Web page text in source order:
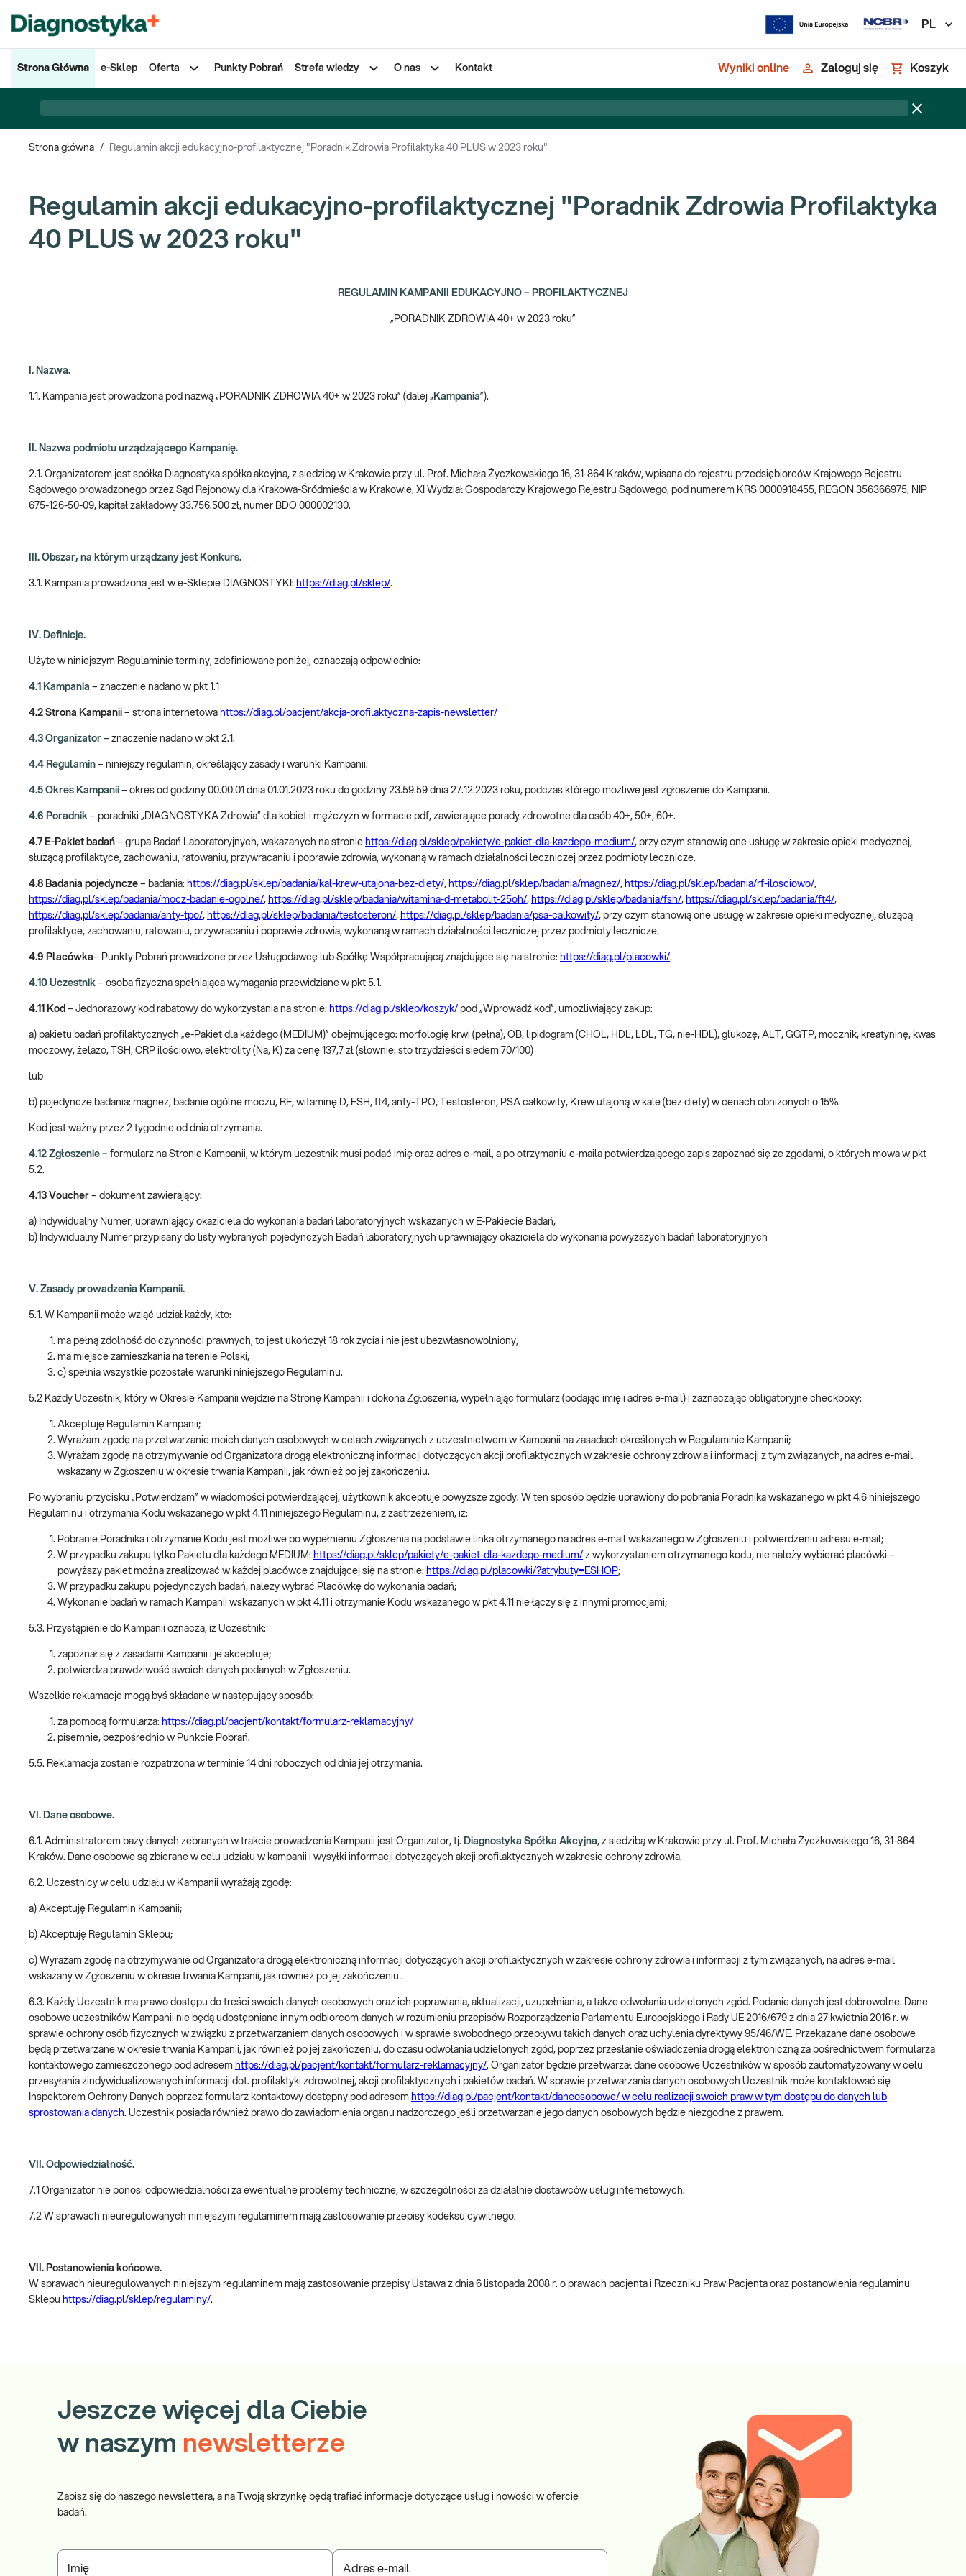
PL
Strona Główna e-Sklep Oferta Punkty Pobrań Strefa wiedzy O nas Kontakt Wyniki online Zaloguj się Koszyk
Strona główna / Regulamin akcji edukacyjno-profilaktycznej "Poradnik Zdrowia Profilaktyka 40 PLUS w 2023 roku"
Regulamin akcji edukacyjno-profilaktycznej "Poradnik Zdrowia Profilaktyka
40 PLUS w 2023 roku"
REGULAMIN KAMPANII EDUKACYJNO – PROFILAKTYCZNEJ
„PORADNIK ZDROWIA 40+ w 2023 roku”
I. Nazwa.
1.1. Kampania jest prowadzona pod nazwą „PORADNIK ZDROWIA 40+ w 2023 roku” (dalej „ Kampania”).
II. Nazwa podmiotu urządzającego Kampanię.
2.1. Organizatorem jest spółka Diagnostyka spółka akcyjna, z siedzibą w Krakowie przy ul. Prof. Michała Życzkowskiego 16, 31-864 Kraków, wpisana do rejestru przedsiębiorców Krajowego Rejestru
Sądowego prowadzonego przez Sąd Rejonowy dla Krakowa-Śródmieścia w Krakowie, XI Wydział Gospodarczy Krajowego Rejestru Sądowego, pod numerem KRS 0000918455, REGON 356366975, NIP
675-126-50-09, kapitał zakładowy 33.756.500 zł, numer BDO 000002130.
III. Obszar, na którym urządzany jest Konkurs.
3.1. Kampania prowadzona jest w e-Sklepie DIAGNOSTYKI: https://diag.pl/sklep/.
IV. Definicje.
Użyte w niniejszym Regulaminie terminy, zdefiniowane poniżej, oznaczają odpowiednio:
4.1 Kampania – znaczenie nadano w pkt 1.1
4.2 Strona Kampanii – strona internetowa https://diag.pl/pacjent/akcja-profilaktyczna-zapis-newsletter/
4.3 Organizator – znaczenie nadano w pkt 2.1.
4.4 Regulamin – niniejszy regulamin, określający zasady i warunki Kampanii.
4.5 Okres Kampanii – okres od godziny 00.00.01 dnia 01.01.2023 roku do godziny 23.59.59 dnia 27.12.2023 roku, podczas którego możliwe jest zgłoszenie do Kampanii.
4.6 Poradnik – poradniki „DIAGNOSTYKA Zdrowia” dla kobiet i mężczyzn w formacie pdf, zawierające porady zdrowotne dla osób 40+, 50+, 60+.
4.7 E-Pakiet badań – grupa Badań Laboratoryjnych, wskazanych na stronie https://diag.pl/sklep/pakiety/e-pakiet-dla-kazdego-medium/, przy czym stanowią one usługę w zakresie opieki medycznej,
służącą profilaktyce, zachowaniu, ratowaniu, przywracaniu i poprawie zdrowia, wykonaną w ramach działalności leczniczej przez podmioty lecznicze.
4.8 Badania pojedyncze – badania: https://diag.pl/sklep/badania/kal-krew-utajona-bez-diety/, https://diag.pl/sklep/badania/magnez/, https://diag.pl/sklep/badania/rf-ilosciowo/,
https://diag.pl/sklep/badania/mocz-badanie-ogolne/, https://diag.pl/sklep/badania/witamina-d-metabolit-25oh/, https://diag.pl/sklep/badania/fsh/, https://diag.pl/sklep/badania/ft4/,
https://diag.pl/sklep/badania/anty-tpo/, https://diag.pl/sklep/badania/testosteron/, https://diag.pl/sklep/badania/psa-calkowity/, przy czym stanowią one usługę w zakresie opieki medycznej, służącą
profilaktyce, zachowaniu, ratowaniu, przywracaniu i poprawie zdrowia, wykonaną w ramach działalności leczniczej przez podmioty lecznicze.
4.9 Placówka– Punkty Pobrań prowadzone przez Usługodawcę lub Spółkę Współpracującą znajdujące się na stronie: https://diag.pl/placowki/.
4.10 Uczestnik – osoba fizyczna spełniająca wymagania przewidziane w pkt 5.1.
4.11 Kod – Jednorazowy kod rabatowy do wykorzystania na stronie: https://diag.pl/sklep/koszyk/ pod „Wprowadź kod”, umożliwiający zakup:
a) pakietu badań profilaktycznych „e-Pakiet dla każdego (MEDIUM)” obejmującego: morfologię krwi (pełna), OB, lipidogram (CHOL, HDL, LDL, TG, nie-HDL), glukozę, ALT, GGTP, mocznik, kreatyninę, kwas
moczowy, żelazo, TSH, CRP ilościowo, elektrolity (Na, K) za cenę 137,7 zł (słownie: sto trzydzieści siedem 70/100)
lub
b) pojedyncze badania: magnez, badanie ogólne moczu, RF, witaminę D, FSH, ft4, anty-TPO, Testosteron, PSA całkowity, Krew utajoną w kale (bez diety) w cenach obniżonych o 15%.
Kod jest ważny przez 2 tygodnie od dnia otrzymania.
4.12 Zgłoszenie – formularz na Stronie Kampanii, w którym uczestnik musi podać imię oraz adres e-mail, a po otrzymaniu e-maila potwierdzającego zapis zapoznać się ze zgodami, o których mowa w pkt
5.2.
4.13 Voucher – dokument zawierający:
a) Indywidualny Numer, uprawniający okaziciela do wykonania badań laboratoryjnych wskazanych w E-Pakiecie Badań,
b) Indywidualny Numer przypisany do listy wybranych pojedynczych Badań laboratoryjnych uprawniający okaziciela do wykonania powyższych badań laboratoryjnych
V. Zasady prowadzenia Kampanii.
5.1. W Kampanii może wziąć udział każdy, kto:
ma pełną zdolność do czynności prawnych, to jest ukończył 18 rok życia i nie jest ubezwłasnowolniony,
ma miejsce zamieszkania na terenie Polski,
c) spełnia wszystkie pozostałe warunki niniejszego Regulaminu.
5.2 Każdy Uczestnik, który w Okresie Kampanii wejdzie na Stronę Kampanii i dokona Zgłoszenia, wypełniając formularz (podając imię i adres e-mail) i zaznaczając obligatoryjne checkboxy:
Akceptuję Regulamin Kampanii;
Wyrażam zgodę na przetwarzanie moich danych osobowych w celach związanych z uczestnictwem w Kampanii na zasadach określonych w Regulaminie Kampanii;
Wyrażam zgodę na otrzymywanie od Organizatora drogą elektroniczną informacji dotyczących akcji profilaktycznych w zakresie ochrony zdrowia i informacji z tym związanych, na adres e-mail
wskazany w Zgłoszeniu w okresie trwania Kampanii, jak również po jej zakończeniu.
Po wybraniu przycisku „Potwierdzam” w wiadomości potwierdzającej, użytkownik akceptuje powyższe zgody. W ten sposób będzie uprawiony do pobrania Poradnika wskazanego w pkt 4.6 niniejszego
Regulaminu i otrzymania Kodu wskazanego w pkt 4.11 niniejszego Regulaminu, z zastrzeżeniem, iż:
Pobranie Poradnika i otrzymanie Kodu jest możliwe po wypełnieniu Zgłoszenia na podstawie linka otrzymanego na adres e-mail wskazanego w Zgłoszeniu i potwierdzeniu adresu e-mail;
W przypadku zakupu tylko Pakietu dla każdego MEDIUM: https://diag.pl/sklep/pakiety/e-pakiet-dla-kazdego-medium/ z wykorzystaniem otrzymanego kodu, nie należy wybierać placówki –
powyższy pakiet można zrealizować w każdej placówce znajdującej się na stronie: https://diag.pl/placowki/?atrybuty=ESHOP;
W przypadku zakupu pojedynczych badań, należy wybrać Placówkę do wykonania badań;
Wykonanie badań w ramach Kampanii wskazanych w pkt 4.11 i otrzymanie Kodu wskazanego w pkt 4.11 nie łączy się z innymi promocjami;
5.3. Przystąpienie do Kampanii oznacza, iż Uczestnik:
zapoznał się z zasadami Kampanii i je akceptuje;
potwierdza prawdziwość swoich danych podanych w Zgłoszeniu.
Wszelkie reklamacje mogą byś składane w następujący sposób:
za pomocą formularza: https://diag.pl/pacjent/kontakt/formularz-reklamacyjny/
pisemnie, bezpośrednio w Punkcie Pobrań.
5.5. Reklamacja zostanie rozpatrzona w terminie 14 dni roboczych od dnia jej otrzymania.
VI. Dane osobowe.
6.1. Administratorem bazy danych zebranych w trakcie prowadzenia Kampanii jest Organizator, tj. Diagnostyka Spółka Akcyjna, z siedzibą w Krakowie przy ul. Prof. Michała Życzkowskiego 16, 31-864
Kraków. Dane osobowe są zbierane w celu udziału w kampanii i wysyłki informacji dotyczących akcji profilaktycznych w zakresie ochrony zdrowia.
6.2. Uczestnicy w celu udziału w Kampanii wyrażają zgodę:
a) Akceptuję Regulamin Kampanii;
b) Akceptuję Regulamin Sklepu;
c) Wyrażam zgodę na otrzymywanie od Organizatora drogą elektroniczną informacji dotyczących akcji profilaktycznych w zakresie ochrony zdrowia i informacji z tym związanych, na adres e-mail
wskazany w Zgłoszeniu w okresie trwania Kampanii, jak również po jej zakończeniu .
6.3. Każdy Uczestnik ma prawo dostępu do treści swoich danych osobowych oraz ich poprawiania, aktualizacji, uzupełniania, a także odwołania udzielonych zgód. Podanie danych jest dobrowolne. Dane
osobowe uczestników Kampanii nie będą udostępniane innym odbiorcom danych w rozumieniu przepisów Rozporządzenia Parlamentu Europejskiego i Rady UE 2016/679 z dnia 27 kwietnia 2016 r. w
sprawie ochrony osób fizycznych w związku z przetwarzaniem danych osobowych i w sprawie swobodnego przepływu takich danych oraz uchylenia dyrektywy 95/46/WE. Przekazane dane osobowe
będą przetwarzane w okresie trwania Kampanii, jak również po jej zakończeniu, do czasu odwołania udzielonych zgód, poprzez przesłanie oświadczenia drogą elektroniczną za pośrednictwem formularza
kontaktowego zamieszczonego pod adresem https://diag.pl/pacjent/kontakt/formularz-reklamacyjny/. Organizator będzie przetwarzał dane osobowe Uczestników w sposób zautomatyzowany w celu
przesyłania zindywidualizowanych informacji dot. profilaktyki zdrowotnej, akcji profilaktycznych i pakietów badań. W sprawie przetwarzania danych osobowych Uczestnik może kontaktować się
Inspektorem Ochrony Danych poprzez formularz kontaktowy dostępny pod adresem https://diag.pl/pacjent/kontakt/daneosobowe/ w celu realizacji swoich praw w tym dostępu do danych lub
sprostowania danych. Uczestnik posiada również prawo do zawiadomienia organu nadzorczego jeśli przetwarzanie jego danych osobowych będzie niezgodne z prawem.
VII. Odpowiedzialność.
7.1 Organizator nie ponosi odpowiedzialności za ewentualne problemy techniczne, w szczególności za działalnie dostawców usług internetowych.
7.2 W sprawach nieuregulowanych niniejszym regulaminem mają zastosowanie przepisy kodeksu cywilnego.
VII. Postanowienia końcowe.
W sprawach nieuregulowanych niniejszym regulaminem mają zastosowanie przepisy Ustawa z dnia 6 listopada 2008 r. o prawach pacjenta i Rzeczniku Praw Pacjenta oraz postanowienia regulaminu
Sklepu https://diag.pl/sklep/regulaminy/.
Jeszcze więcej dla Ciebie
w naszym newsletterze
Zapisz się do naszego newslettera, a na Twoją skrzynkę będą trafiać informacje dotyczące usług i nowości w ofercie
badań.
Imię Adres e-mail